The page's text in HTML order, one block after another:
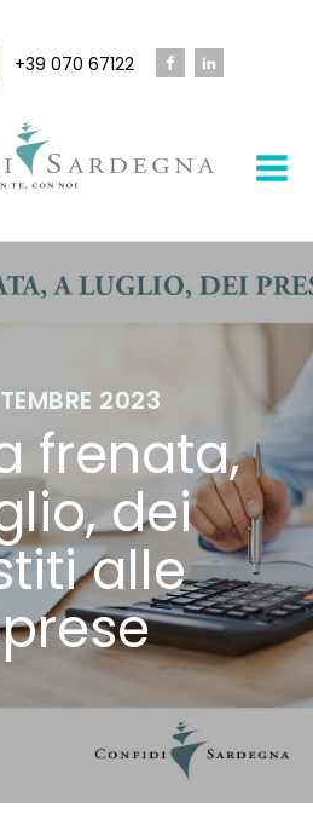
+39 070 67122
2023
frenata,
dei
alle